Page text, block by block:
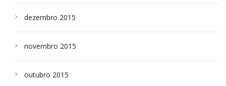
dezembro 2015
novembro 2015
outubro 2015